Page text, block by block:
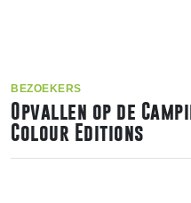
BEZOEKERS
Opvallen op de
Colour Editions